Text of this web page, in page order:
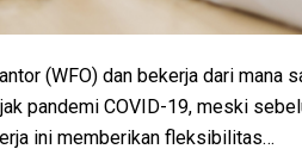
(WFO) dan bekerja dari mana
pandemi COVID-19, meski
ini memberikan fleksibilitas…